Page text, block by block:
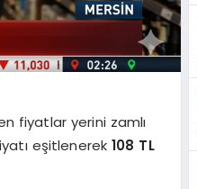
fiyatlar yerini zamlı
eşitlenerek108 TL